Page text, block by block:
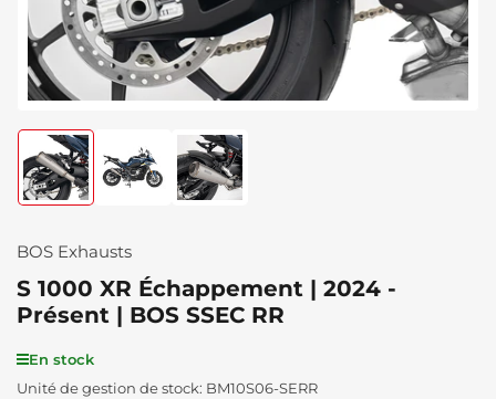
Chargement
de
la
1
la
galerie
Chargement
2
la
galerie
Chargement
de
la
galerie
BOS Exhausts
S 1000 XR Échappement | 2024 -
Présent | BOS SSEC RR
En stock
Unité de gestion de stock: BM10S06-SERR